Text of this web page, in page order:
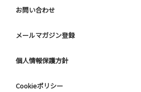
お問い合わせ
メールマガジン登録
個人情報保護方針
Cookieポリシー